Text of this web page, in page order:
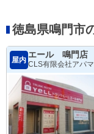
徳島県鳴門市
屋内
エール 鳴門店
CLS有限会社アパ